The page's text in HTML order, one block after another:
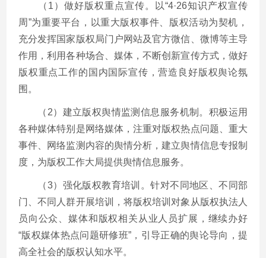
（1）做好版权重点宣传。以“4·26知识产权宣传
周”为重要平台，以重大版权事件、版权活动为契机，
充分发挥国家版权局门户网站及官方微信、微博等主导
作用，利用各种场合、媒体，不断创新宣传方式，做好
版权重点工作的国内国际宣传，营造良好版权舆论氛
围。
（2）建立版权舆情监测信息服务机制。积极运用
各种媒体特别是网络媒体，注重对版权热点问题、重大
事件、网络监测内容的舆情分析，建立舆情信息专报制
度，为版权工作大局提供舆情信息服务。
（3）强化版权教育培训。针对不同地区、不同部
门、不同人群开展培训，将版权培训对象从版权执法人
员向公众、媒体和版权相关从业人员扩展，继续办好
“版权媒体热点问题研修班”，引导正确的舆论导向，提
高全社会的版权认知水平。